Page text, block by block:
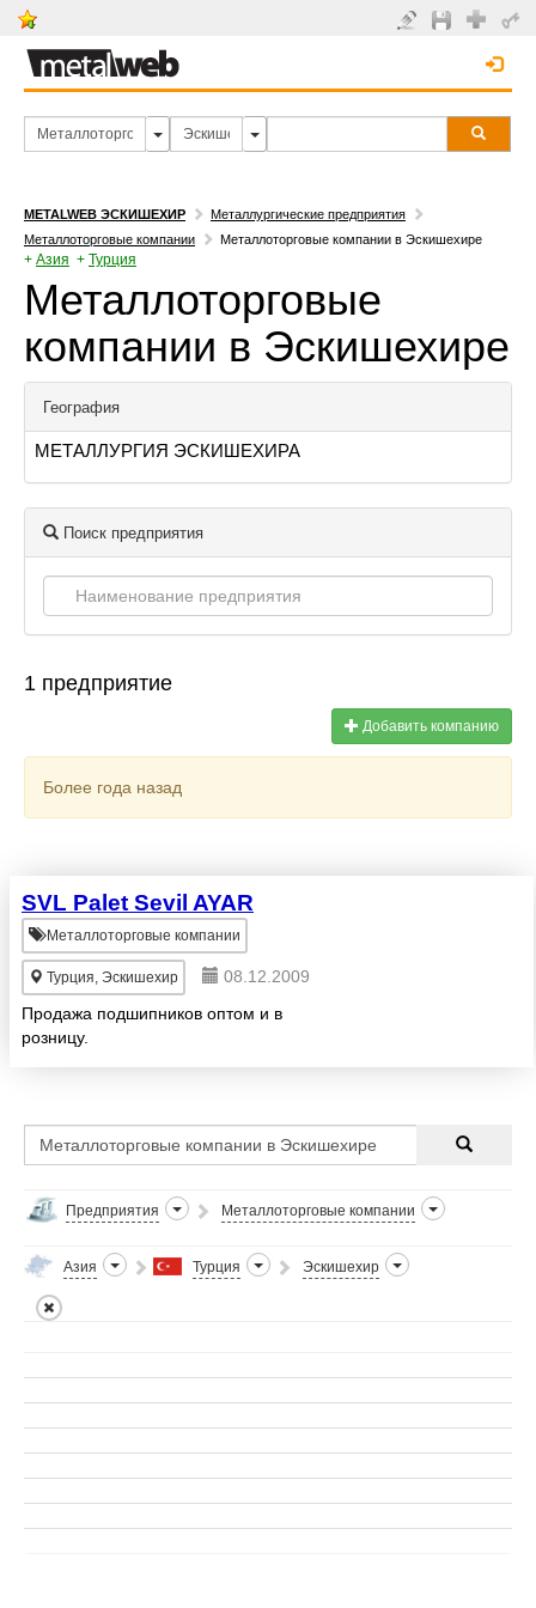
METALWEB ЭСКИШЕХИР
Металлургические предприятия
Металлоторговые компании
Металлоторговые компании в Эскишехире
+ Азия + Турция
Металлоторговые
компании в Эскишехире
География
МЕТАЛЛУРГИЯ ЭСКИШЕХИРА
Поиск предприятия
1 предприятие
Добавить компанию
Более года назад
SVL Palet Sevil AYAR
Металлоторговые компании
Турция, Эскишехир
08.12.2009
Продажа подшипников оптом и в
розницу.
Предприятия Металлоторговые компании
Азия Турция Эскишехир